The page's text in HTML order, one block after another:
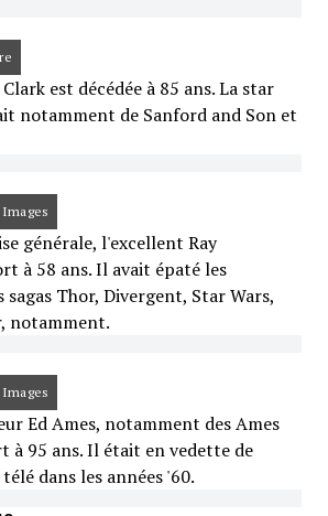
est décédée à 85 ans. La star
notamment de Sanford and Son et
générale, l'excellent Ray
à 58 ans. Il avait épaté les
sagas Thor, Divergent, Star Wars,
notamment.
Ed Ames, notamment des Ames
à 95 ans. Il était en vedette de
dans les années '60.